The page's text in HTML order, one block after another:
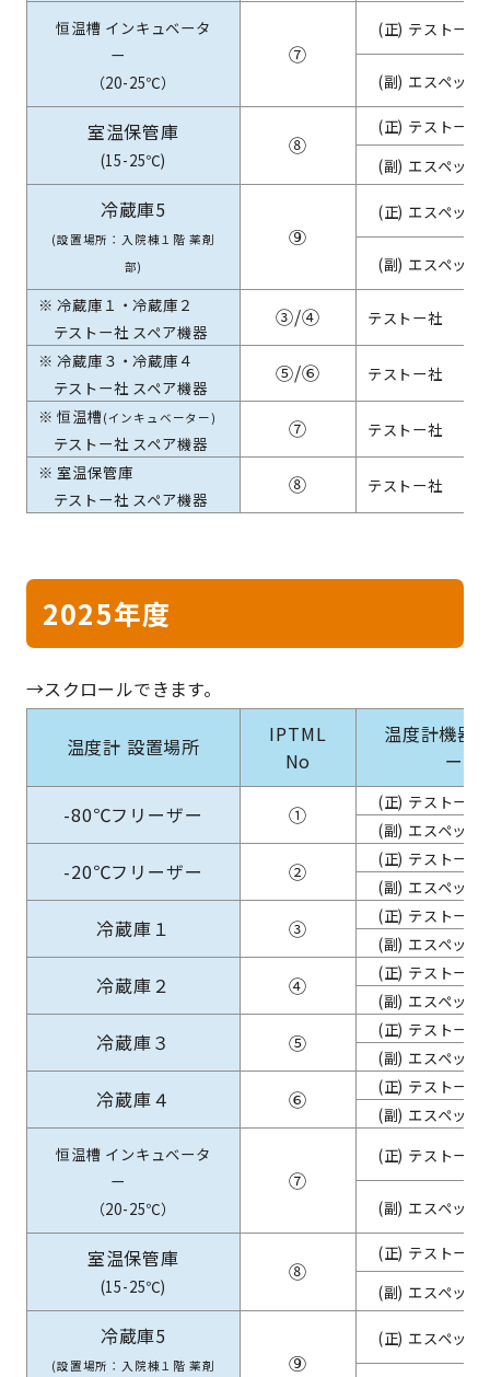
恒温槽 インキュベータ
ー
（20-25℃）
⑦
(正) テストー社
(副) エスペック
室温保管庫
(15-25℃)
⑧
(正) テストー社
(副) エスペック
冷蔵庫5
(設置場所：入院棟１階 薬剤
部)
⑨
(正) エスペック
(副) エスペック
※ 冷蔵庫１・冷蔵庫２
テストー社 スペア機器
③/④ テストー社
※ 冷蔵庫３・冷蔵庫４
テストー社 スペア機器
⑤/⑥ テストー社
※ 恒温槽(インキュベーター)
テストー社 スペア機器
⑦ テストー社
※ 室温保管庫
テストー社 スペア機器
⑧ テストー社
2025年度
温度計 設置場所
IPTML
No
温度計機器
ー
-80℃フリーザー ①
(正) テストー社
(副) エスペック
-20℃フリーザー ②
(正) テストー社
(副) エスペック
冷蔵庫１ ③
(正) テストー社
(副) エスペック
冷蔵庫２ ④
(正) テストー社
(副) エスペック
冷蔵庫３ ⑤
(正) テストー社
(副) エスペック
冷蔵庫４ ⑥
(正) テストー社
(副) エスペック
恒温槽 インキュベータ
ー
（20-25℃）
⑦
(正) テストー社
(副) エスペック
室温保管庫
(15-25℃)
⑧
(正) テストー社
(副) エスペック
冷蔵庫5
(設置場所：入院棟１階 薬剤
⑨
(正) エスペック